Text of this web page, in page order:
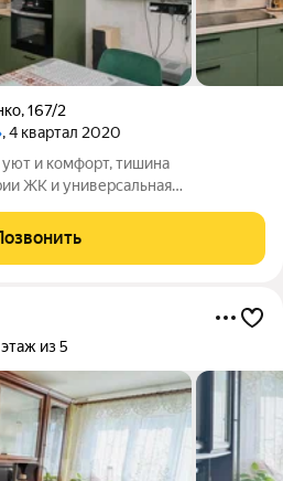
,167/2
, 4 квартал 2020
и комфорт, тишина
ЖК и универсальная
отлично подойдет семье, которая
левого
этаж из 5